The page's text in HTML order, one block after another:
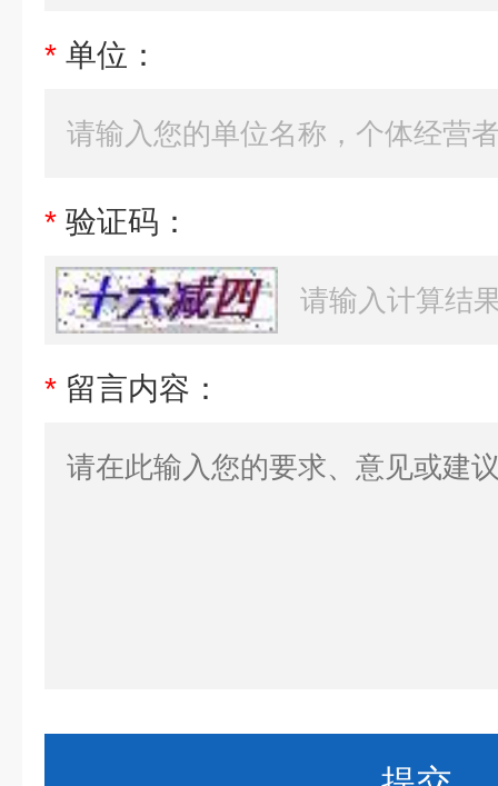
* 单位：
* 验证码：
* 留言内容：